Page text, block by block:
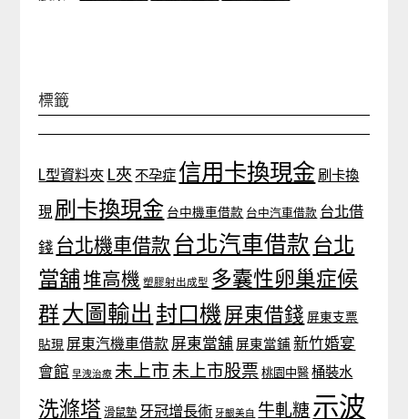
標籤
L型資料夾 L夾 不孕症 信用卡換現金 刷卡換
現 刷卡換現金 台中機車借款 台中汽車借款 台北借
錢 台北機車借款 台北汽車借款 台北
當舖堆高機 塑膠射出成型 多囊性卵巢症候
群大圖輸出 封口機 屏東借錢 屏東支票
貼現 屏東汽機車借款 屏東當舖 屏東當鋪 新竹婚宴
會館 早洩治療 未上市 未上市股票 桃園中醫 桶裝水
洗滌塔 滑鼠墊 牙冠增長術 牙齦美白 牛軋糖示波